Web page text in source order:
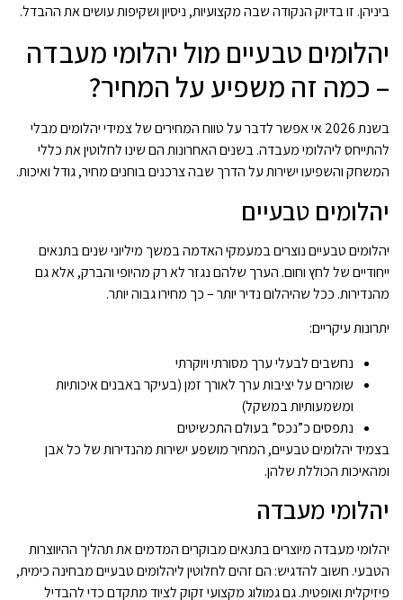
ביניהן. זו בדיוק הנקודה שבה מקצועיות, ניסיון ושקיפות עושים את ההבדל.
יהלומים טבעיים מול יהלומי מעבדה
– כמה זה משפיע על המחיר?
בשנת 2026 אי אפשר לדבר על טווח המחירים של צמידי יהלומים מבלי
להתייחס ליהלומי מעבדה. בשנים האחרונות הם שינו לחלוטין את כללי
המשחק והשפיעו ישירות על הדרך שבה צרכנים בוחנים מחיר, גודל ואיכות.
יהלומים טבעיים
יהלומים טבעיים נוצרים במעמקי האדמה במשך מיליוני שנים בתנאים
ייחודיים של לחץ וחום. הערך שלהם נגזר לא רק מהיופי והברק, אלא גם
מהנדירות. ככל שהיהלום נדיר יותר – כך מחירו גבוה יותר.
יתרונות עיקריים:
נחשבים לבעלי ערך מסורתי ויוקרתי
שומרים על יציבות ערך לאורך זמן (בעיקר באבנים איכותיות
ומשמעותיות במשקל)
נתפסים כ”נכס” בעולם התכשיטים
בצמיד יהלומים טבעיים, המחיר מושפע ישירות מהנדירות של כל אבן
ומהאיכות הכוללת שלהן.
יהלומי מעבדה
יהלומי מעבדה מיוצרים בתנאים מבוקרים המדמים את תהליך ההיווצרות
הטבעי. חשוב להדגיש: הם זהים לחלוטין ליהלומים טבעיים מבחינה כימית,
פיזיקלית ואופטית. גם גמולוג מקצועי זקוק לציוד מתקדם כדי להבדיל